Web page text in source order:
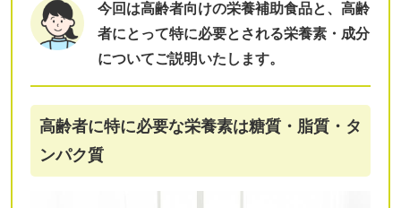
今回は高齢者向けの栄養補助食品と、高齢
者にとって特に必要とされる栄養素・成分
についてご説明いたします。
高齢者に特に必要な栄養素は糖質・脂質・タ
ンパク質